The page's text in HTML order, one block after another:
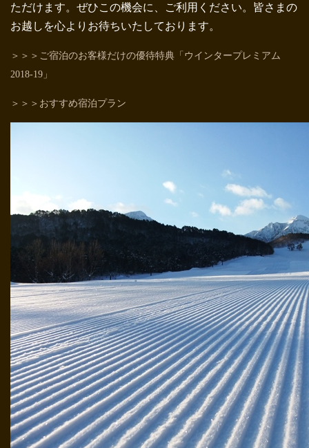
ただけます。ぜひこの機会に、ご利用ください。皆さまの
お越しを心よりお待ちいたしております。
＞＞＞ご宿泊のお客様だけの優待特典「ウインタープレミアム
2018-19」
＞＞＞おすすめ宿泊プラン